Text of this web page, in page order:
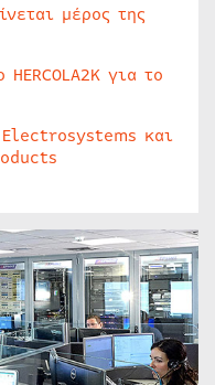
μέρος της
για το
Electrosystems και